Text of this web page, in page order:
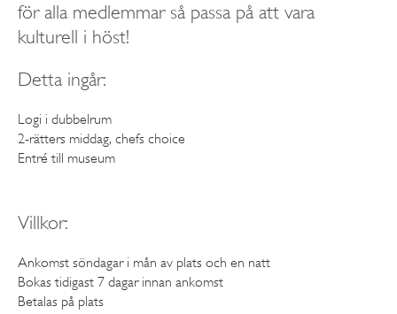
för alla medlemmar så passa på att vara
kulturell i höst!
Detta ingår:
Logi i dubbelrum
2-rätters middag, chefs choice
Entré till museum
Villkor:
Ankomst söndagar i mån av plats och en natt
Bokas tidigast 7 dagar innan ankomst
Betalas på plats